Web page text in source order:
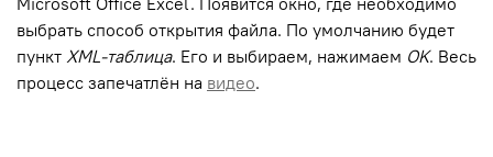
выбрать способ открытия файла. По умолчанию будет
пункт XML-таблица. Его и выбираем, нажимаем OK. Весь
процесс запечатлён на видео.